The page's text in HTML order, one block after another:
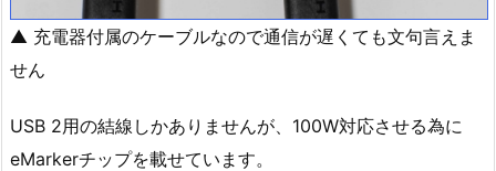
▲ 充電器付属のケーブルなので通信が遅くても文句言えま
せん
USB 2用の結線しかありませんが、100W対応させる為に
eMarkerチップを載せています。